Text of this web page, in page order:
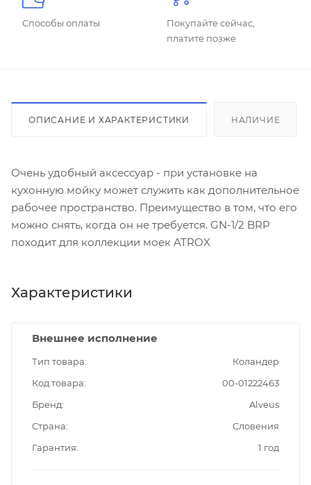
Способы оплаты
Покупайте сейчас,
платите позже
ОПИСАНИЕ И ХАРАКТЕРИСТИКИ НАЛИЧИЕ
Очень удобный аксессуар - при установке на
кухонную мойку может служить как дополнительное
рабочее пространство. Преимущество в том, что его
можно снять, когда он не требуется. GN-1/2 BRP
походит для коллекции моек ATROX
Характеристики
Внешнее исполнение
Тип товара
Коландер
Код товара
00-01222463
Бренд
Alveus
Страна
Словения
Гарантия
1 год